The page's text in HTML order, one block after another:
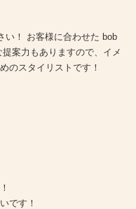
い！ お客様に合わせた bob
案力もありますので、イメ
のスタイリストです！
です！